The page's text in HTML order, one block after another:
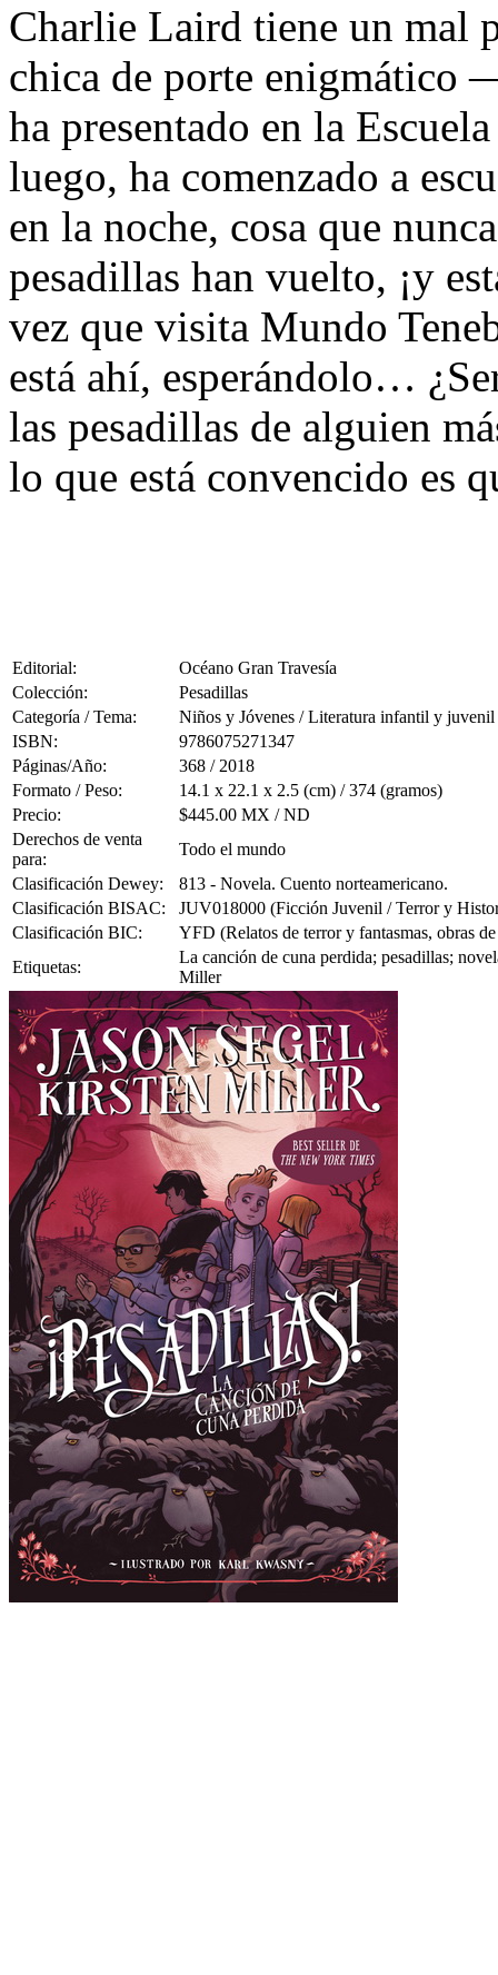
Charlie Laird tiene un mal
chica de porte
ha presentado en la
luego, ha comenzado a
en la noche, cosa que
pesadillas han vuelto, ¡y
vez que visita Mundo
está ahí, esperándolo…
las pesadillas de alguien
lo que está convencido es
Editorial:
Océano Gran Travesía
Colección:
Pesadillas
Categoría / Tema:
Niños y Jóvenes / Literatura infantil y juvenil
ISBN:
9786075271347
Páginas/Año:
368 / 2018
Formato / Peso:
14.1 x 22.1 x 2.5 (cm) / 374 (gramos)
Precio:
$445.00 MX / ND
Derechos de venta
para:
Todo el mundo
Clasificación Dewey:
813 - Novela. Cuento norteamericano.
Clasificación BISAC:
JUV018000 (Ficción Juvenil / Terror y
Clasificación BIC:
YFD (Relatos de terror y fantasmas, obras
Etiquetas:
La canción de cuna perdida; pesadillas;
Miller